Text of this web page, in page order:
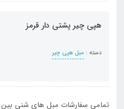
هپی چیر پشتی دار قرمز
دسته : مبل هپی چیر